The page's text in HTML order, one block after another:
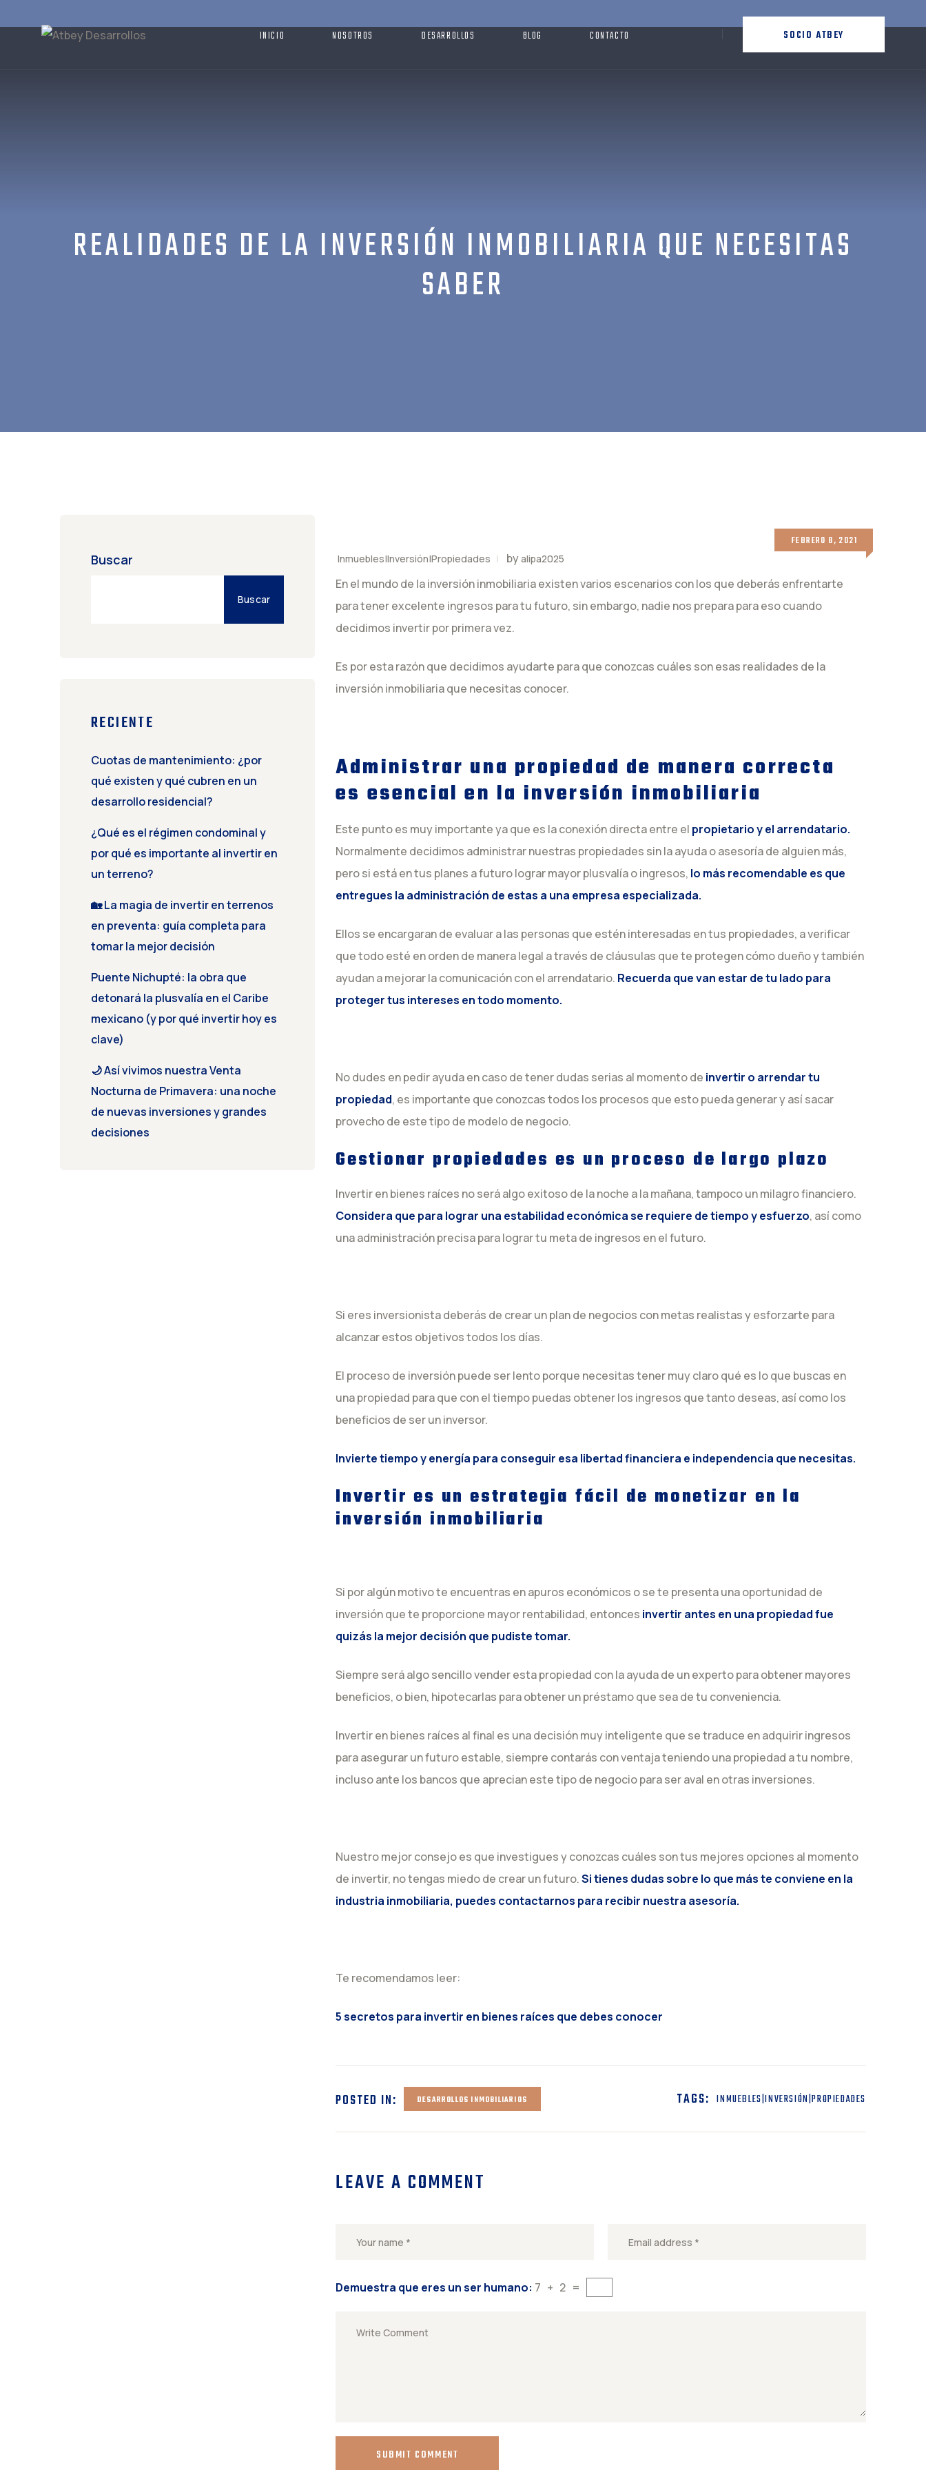
to
INICIO NOSOTROS DESARROLLOS BLOG CONTACTO SOCIO ATBEY
REALIDADES DE LA INVERSIÓN INMOBILIARIA QUE NECESITAS
SABER
FEBRERO 8, 2021
Inmuebles|Inversión|Propiedades byalipa2025
En el mundo de la inversión inmobiliaria existen varios escenarios con los que deberás enfrentarte
para tener excelente ingresos para tu futuro, sin embargo, nadie nos prepara para eso cuando
decidimos invertir por primera vez.
Es por esta razón que decidimos ayudarte para que conozcas cuáles son esas realidades de la
inversión inmobiliaria que necesitas conocer.
Administrar una propiedad de manera correcta
es esencial en la inversión inmobiliaria
Este punto es muy importante ya que es la conexión directa entre el propietario y el arrendatario.
Normalmente decidimos administrar nuestras propiedades sin la ayuda o asesoría de alguien más,
pero si está en tus planes a futuro lograr mayor plusvalía o ingresos, lo más recomendable es que
entregues la administración de estas a una empresa especializada.
Ellos se encargaran de evaluar a las personas que estén interesadas en tus propiedades, a verificar
que todo esté en orden de manera legal a través de cláusulas que te protegen cómo dueño y también
ayudan a mejorar la comunicación con el arrendatario. Recuerda que van estar de tu lado para
proteger tus intereses en todo momento.
No dudes en pedir ayuda en caso de tener dudas serias al momento de invertir o arrendar tu
propiedad, es importante que conozcas todos los procesos que esto pueda generar y así sacar
provecho de este tipo de modelo de negocio.
Gestionar propiedades es un proceso de largo plazo
Invertir en bienes raíces no será algo exitoso de la noche a la mañana, tampoco un milagro financiero.
Considera que para lograr una estabilidad económica se requiere de tiempo y esfuerzo, así como
una administración precisa para lograr tu meta de ingresos en el futuro.
Si eres inversionista deberás de crear un plan de negocios con metas realistas y esforzarte para
alcanzar estos objetivos todos los días.
El proceso de inversión puede ser lento porque necesitas tener muy claro qué es lo que buscas en
una propiedad para que con el tiempo puedas obtener los ingresos que tanto deseas, así como los
beneficios de ser un inversor.
Invierte tiempo y energía para conseguir esa libertad financiera e independencia que necesitas.
Invertir es un estrategia fácil de monetizar en la
inversión inmobiliaria
Si por algún motivo te encuentras en apuros económicos o se te presenta una oportunidad de
inversión que te proporcione mayor rentabilidad, entonces invertir antes en una propiedad fue
quizás la mejor decisión que pudiste tomar.
Siempre será algo sencillo vender esta propiedad con la ayuda de un experto para obtener mayores
beneficios, o bien, hipotecarlas para obtener un préstamo que sea de tu conveniencia.
Invertir en bienes raíces al final es una decisión muy inteligente que se traduce en adquirir ingresos
para asegurar un futuro estable, siempre contarás con ventaja teniendo una propiedad a tu nombre,
incluso ante los bancos que aprecian este tipo de negocio para ser aval en otras inversiones.
Nuestro mejor consejo es que investigues y conozcas cuáles son tus mejores opciones al momento
de invertir, no tengas miedo de crear un futuro.Si tienes dudas sobre lo que más te conviene en la
industria inmobiliaria, puedes contactarnos para recibir nuestra asesoría.
Te recomendamos leer:
5 secretos para invertir en bienes raíces que debes conocer
POSTED IN: DESARROLLOS INMOBILIARIOS TAGS: INMUEBLES|INVERSIÓN|PROPIEDADES
LEAVE A COMMENT
Demuestra que eres un ser humano: 7 + 2 =
SUBMIT COMMENT
Buscar
Buscar
RECIENTE
Cuotas de mantenimiento: ¿por
qué existen y qué cubren en un
desarrollo residencial?
¿Qué es el régimen condominal y
por qué es importante al invertir en
un terreno?
🏡 La magia de invertir en terrenos
en preventa: guía completa para
tomar la mejor decisión
Puente Nichupté: la obra que
detonará la plusvalía en el Caribe
mexicano (y por qué invertir hoy es
clave)
🌙 Así vivimos nuestra Venta
Nocturna de Primavera: una noche
de nuevas inversiones y grandes
decisiones